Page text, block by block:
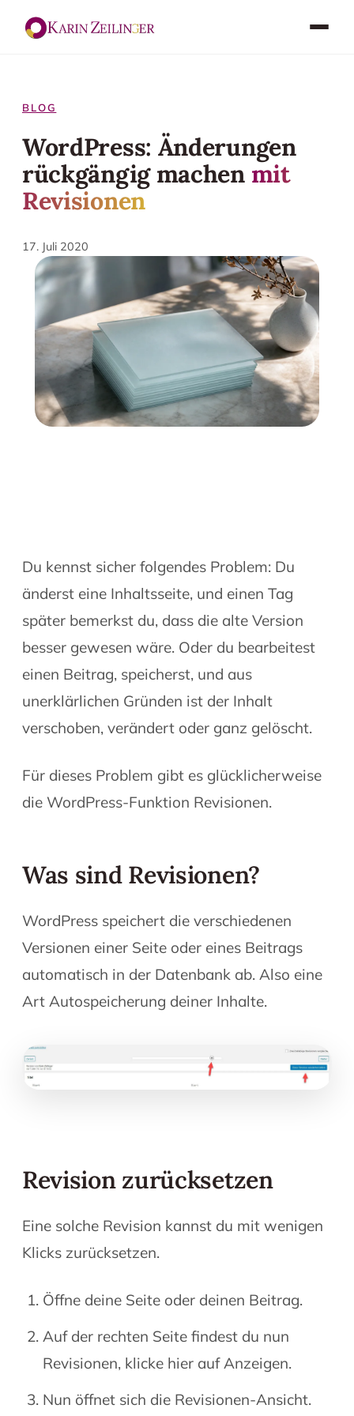
BLOG
WordPress: Änderungen
rückgängig machen mit
Revisionen
17. Juli 2020
Du kennst sicher folgendes Problem: Du
änderst eine Inhaltsseite, und einen Tag
später bemerkst du, dass die alte Version
besser gewesen wäre. Oder du bearbeitest
einen Beitrag, speicherst, und aus
unerklärlichen Gründen ist der Inhalt
verschoben, verändert oder ganz gelöscht.
Für dieses Problem gibt es glücklicherweise
die WordPress-Funktion Revisionen.
Was sind Revisionen?
WordPress speichert die verschiedenen
Versionen einer Seite oder eines Beitrags
automatisch in der Datenbank ab. Also eine
Art Autospeicherung deiner Inhalte.
Revision zurücksetzen
Eine solche Revision kannst du mit wenigen
Klicks zurücksetzen.
Öffne deine Seite oder deinen Beitrag.
Auf der rechten Seite findest du nun
Revisionen, klicke hier auf Anzeigen.
Nun öffnet sich die Revisionen-Ansicht.